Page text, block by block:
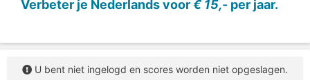
Vul alle voltooid deelwoorden in.
Verbeter je Nederlands voor€ 15,- per jaar.
U bent niet ingelogd en scores worden niet opgeslagen.